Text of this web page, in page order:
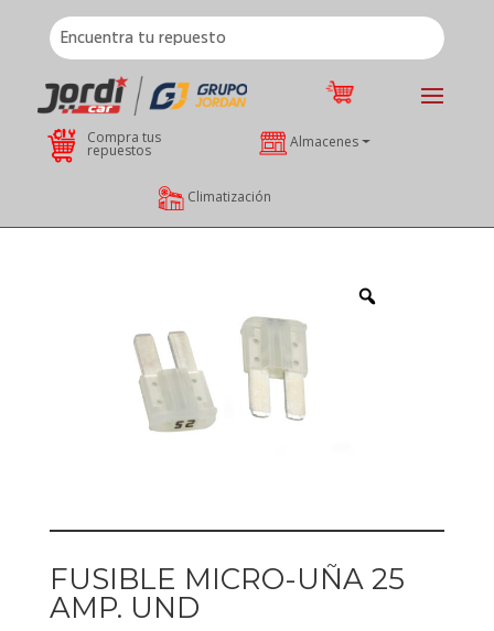
Compra tus
repuestos Almacenes
Climatización
FUSIBLE MICRO-UÑA 25
AMP. UND